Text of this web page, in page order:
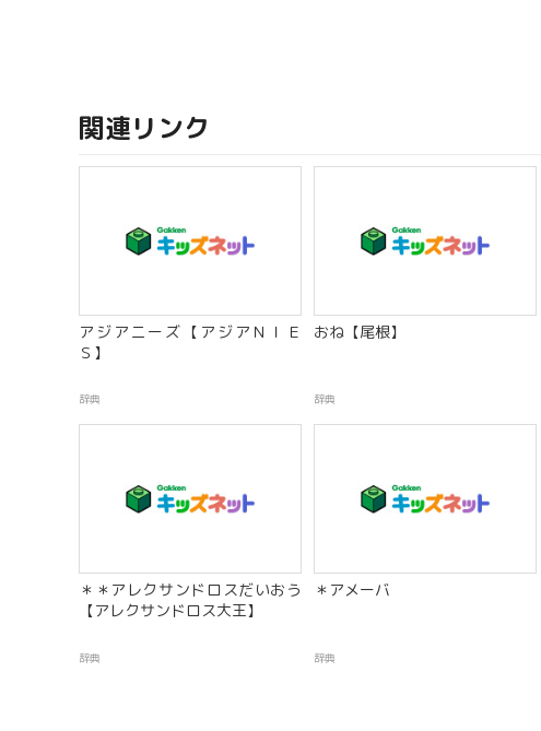
関連リンク
アジアニーズ【アジアＮＩＥ
Ｓ】
辞典
おね【尾根】
辞典
＊＊アレクサンドロスだいおう
【アレクサンドロス大王】
辞典
＊アメーバ
辞典